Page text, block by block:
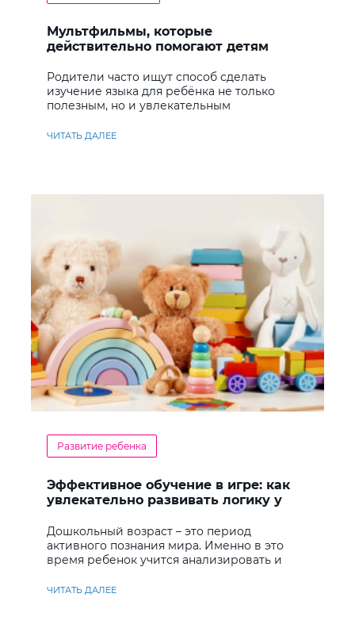
Мультфильмы, которые
действительно помогают детям
Родители часто ищут способ сделать
изучение языка для ребёнка не только
полезным, но и увлекательным
ЧИТАТЬ ДАЛЕЕ
Развитие ребенка
Эффективное обучение в игре: как
увлекательно развивать логику у
Дошкольный возраст – это период
активного познания мира. Именно в это
время ребенок учится анализировать и
ЧИТАТЬ ДАЛЕЕ